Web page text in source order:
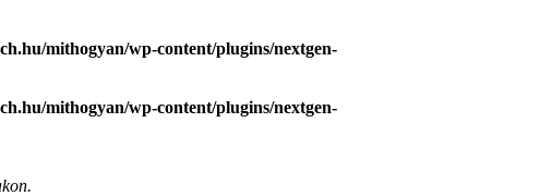
mithogyan/wp-content/plugins/nextgen-
mithogyan/wp-content/plugins/nextgen-